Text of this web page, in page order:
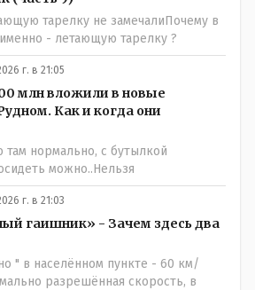
от ОО было и мнение, и
там же. В том же тоне
но акценты расставил. А вот факт
Что мы и сделали. И если это вы
то у меня другое
термине.
тарелку не замечалиПочему в
- летающую тарелку ?
г. в 21:05
млн вложили в новые
Как и когда они
там нормально, с бутылкой
можно..Нельзя
г. в 21:03
гаишник» - Зачем здесь два
" в населённом пункте - 60 км/
разрешённая скорость, в